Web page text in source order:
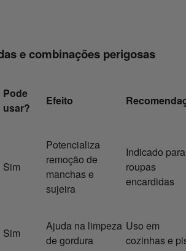
e combinações perigosas
Pode
usar?
Efeito
Sim
Potencializa
remoção de
manchas e
sujeira
Indicado para
roupas
encardidas
Sim
Ajuda na limpeza
de gordura
Uso em
cozinhas e